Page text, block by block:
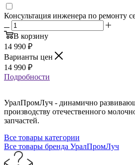
Консультация инженера по ремонту
В корзину
14 990 ₽
Варианты цен
14 990 ₽
Подробности
УралПромЛуч - динамично
производству отечественного
запчастей.
Все товары категории
Все товары бренда УралПромЛуч